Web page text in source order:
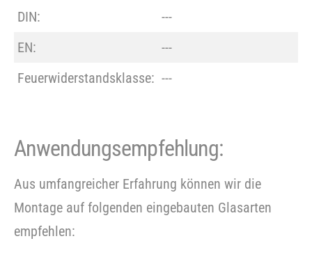
DIN:
---
EN:
---
Feuerwiderstandsklasse: ---
Anwendungsempfehlung:
Aus umfangreicher Erfahrung können wir die
Montage auf folgenden eingebauten Glasarten
empfehlen: